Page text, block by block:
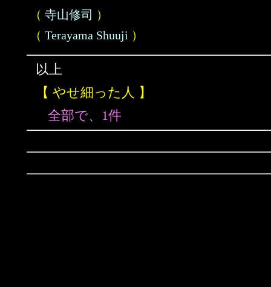
（ 寺山修司 ）
（ Terayama Shuuji ）
以上
【 やせ細った人 】
全部で、1件